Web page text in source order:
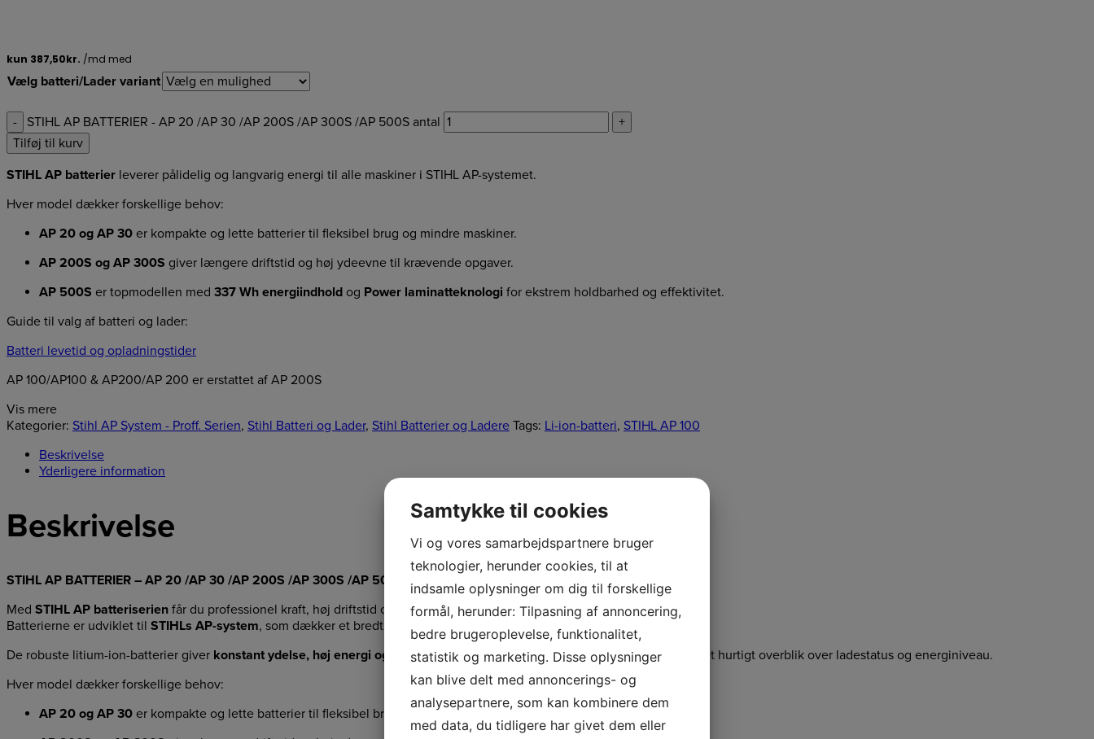
Vælg batteri/Lader variant
- STIHL AP BATTERIER - AP 20 /AP 30 /AP 200S /AP 300S /AP 500S antal
+
Tilføj til kurv
STIHL AP batterier leverer pålidelig og langvarig energi til alle maskiner i STIHL AP-systemet.
Hver model dækker forskellige behov:
AP 20 og AP 30 er kompakte og lette batterier til fleksibel brug og mindre maskiner.
AP 200S og AP 300S giver længere driftstid og høj ydeevne til krævende opgaver.
AP 500S er topmodellen med 337 Wh energiindhold og Power laminatteknologi for ekstrem holdbarhed og effektivitet.
Guide til valg af batteri og lader:
Batteri levetid og opladningstider
AP 100/AP100 & AP200/AP 200 er erstattet af AP 200S
Vis mere
Kategorier: Stihl AP System - Proff. Serien, Stihl Batteri og Lader, Stihl Batterier og Ladere Tags: Li-ion-batteri, STIHL AP 100
Beskrivelse
Yderligere information
Beskrivelse
STIHL AP BATTERIER – AP 20 /AP 30 /AP 200S /AP 300S /AP 500S
Med STIHL AP batteriserien får du professionel kraft, høj driftstid og maksimal fleksibilitet.
Batterierne er udviklet til STIHLs AP-system, som dækker et bredt udvalg af maskiner til have, park og professionel pleje.
De robuste litium-ion-batterier giver konstant ydelse, høj energi og lang levetid , mens depraktiske LED-indikatorer
giver et hurtigt overblik over ladestatus og energiniveau.
Hver model dækker forskellige behov:
AP 20 og AP 30 er kompakte og lette batterier til fleksibel brug og mindre maskiner.
Samtykke til cookies
Vi og vores samarbejdspartnere bruger
teknologier, herunder cookies, til at
indsamle oplysninger om dig til forskellige
formål, herunder: Tilpasning af annoncering,
bedre brugeroplevelse, funktionalitet,
statistik og marketing. Disse oplysninger
kan blive delt med annoncerings- og
analysepartnere, som kan kombinere dem
med data, du tidligere har givet dem eller